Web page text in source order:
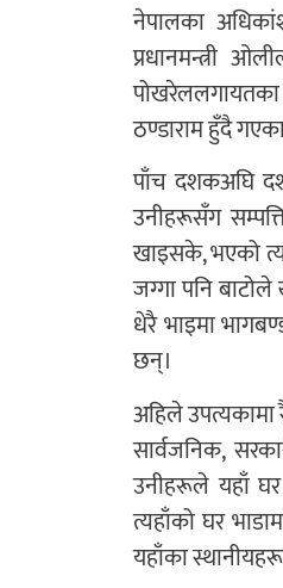
नेपालका
प्रधानमन्त्री
ठण्डाराम हुँदै
पाँच दशकअघि
उनीहरूसँग
खाइसके, भएको
जग्गा पनि
धेरै भाइमा
छन्।
अहिले उपत्यकामा
सार्वजनिक,
उनीहरूले यहाँ
त्यहाँको घर
यहाँका